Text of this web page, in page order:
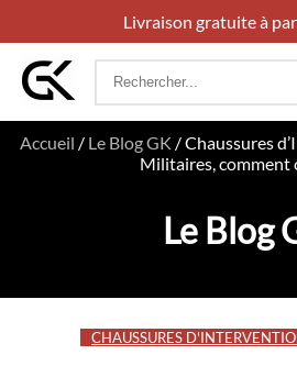
Livraison gratuite à
Rechercher
Accueil / Le Blog GK /Chaussures
Militaires, comment
Le Blog
CHAUSSURES